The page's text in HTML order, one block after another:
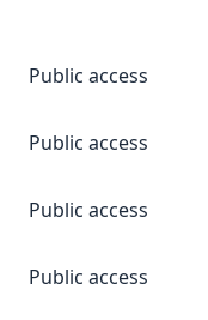
Public access
Public access
Public access
Public access